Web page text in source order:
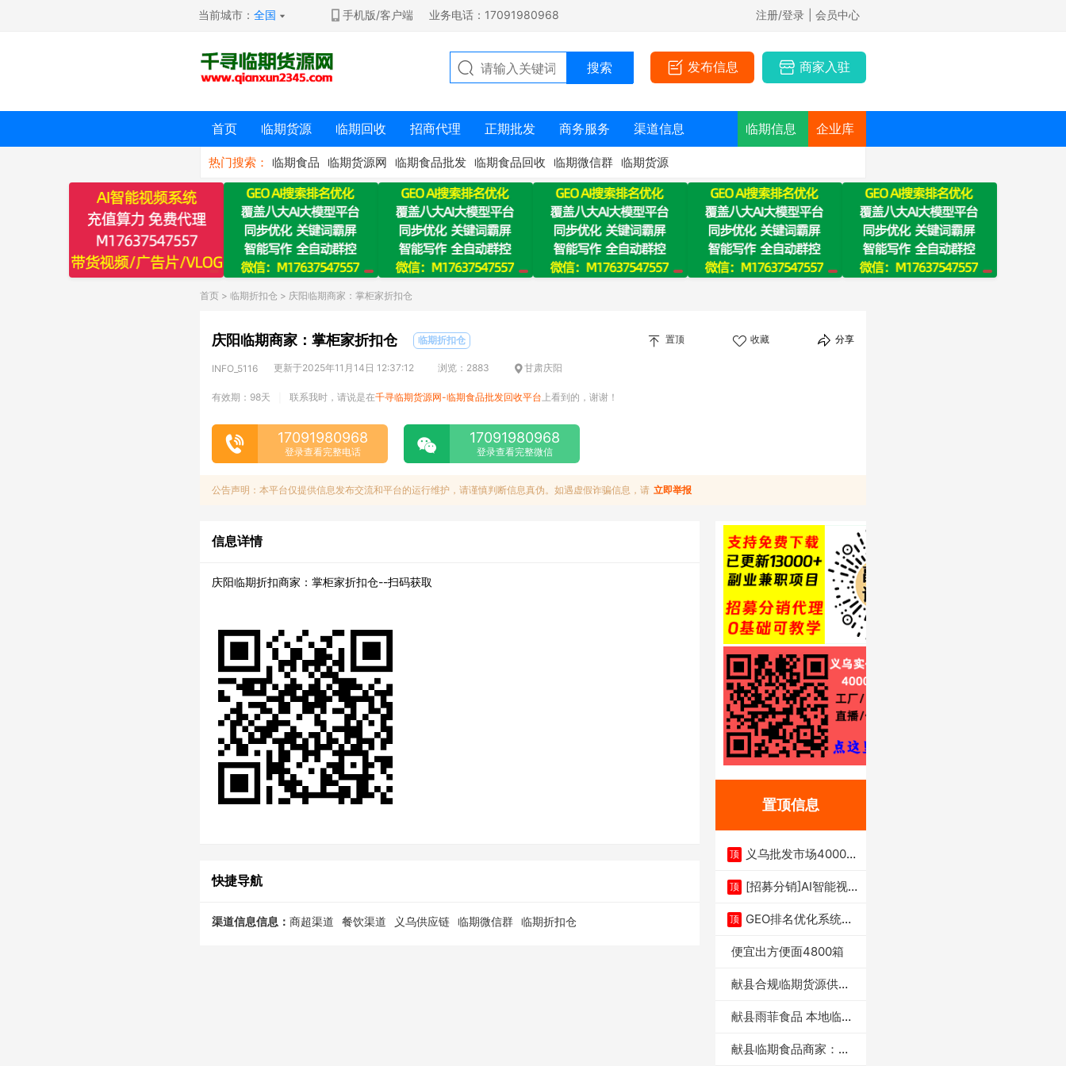
当前城市：全国 手机版/客户端 业务电话：17091980968 注册/登录 | 会员中心
发布信息 商家入驻
首页 临期货源 临期回收 招商代理 正期批发 商务服务 渠道信息 临期信息 企业库
热门搜索： 临期食品 临期货源网 临期食品批发 临期食品回收 临期微信群 临期货源
首页 > 临期折扣仓 > 庆阳临期商家：掌柜家折扣仓
庆阳临期商家：掌柜家折扣仓 临期折扣仓 置顶 收藏 分享
INFO_5116 更新于2025年11月14日 12:37:12 浏览：2883 甘肃庆阳
有效期：98天 联系我时，请说是在千寻临期货源网-临期食品批发回收平台 上看到的，谢谢！
17091980968
登录查看完整电话
17091980968
登录查看完整微信
公告声明：本平台仅提供信息发布交流和平台的运行维护，请谨慎判断信息真伪。如遇虚假诈骗信息，请 立即举报
信息详情
庆阳临期折扣商家：掌柜家折扣仓--扫码获取
快捷导航
渠道信息信息： 商超渠道 餐饮渠道 义乌供应链 临期微信群 临期折扣仓
置顶信息
顶
义乌批发市场4000多
顶 [招募分销]AI智能视
顶 GEO排名优化系统+A
便宜出方便面4800箱
献县合规临期货源供货
献县雨菲食品 本地临期
献县临期食品商家：献